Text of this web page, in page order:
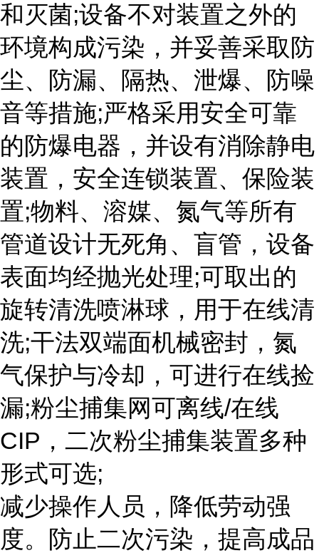
和灭菌;设备不对装置之外的
环境构成污染，并妥善采取防
尘、防漏、隔热、泄爆、防噪
音等措施;严格采用安全可靠
的防爆电器，并设有消除静电
装置，安全连锁装置、保险装
置;物料、溶媒、氮气等所有
管道设计无死角、盲管，设备
表面均经抛光处理;可取出的
旋转清洗喷淋球，用于在线清
洗;干法双端面机械密封，氮
气保护与冷却，可进行在线捡
漏;粉尘捕集网可离线/在线
CIP，二次粉尘捕集装置多种
形式可选;
减少操作人员，降低劳动强
度。防止二次污染，提高成品